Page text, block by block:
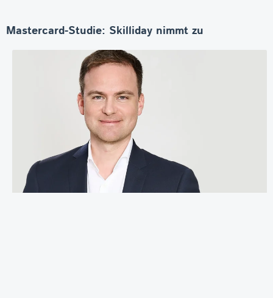
Mastercard-Studie: Skilliday nimmt zu